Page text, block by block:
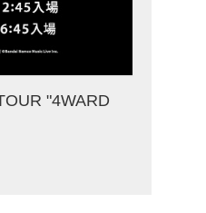
"4WARD